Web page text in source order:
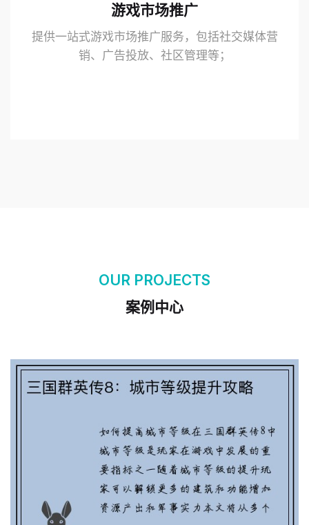
游戏市场推广
提供一站式游戏市场推广服务，包括社交媒体营
销、广告投放、社区管理等；
OUR PROJECTS
案例中心
三国群英传8：城市等级提升攻略
三国杀林冲玩家如何获得刘燕技能视频解
析